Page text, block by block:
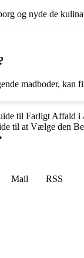
og nyde de
madboder, kan
til Farligt Affald i
til at Vælge den
•
Mail
RSS